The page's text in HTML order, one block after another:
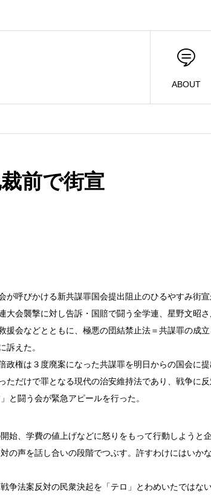
ABOUT
前で街宣
呼びかける新共謀罪国会提出阻止のひるやすみ街
大会襲撃に対し告訴・国賠で闘う全学連、星野文昭
援会などとともに、極悪の団結禁止法＝共謀罪の成
訴えた。
権は３度廃案になった共謀罪を明日からの国会に
ただけで罪となる現代の治安維持法であり、戦争に
と闘う会が緊急アピールを行った。
始、学費の値上げなどに怒りをもって行動しようと
の声を話し合いの段階でつぶす。許すわけにはいか
争法案反対の民衆決起を「テロ」とわめいたではな